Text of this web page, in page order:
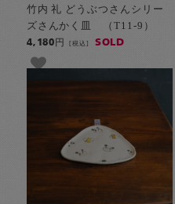
竹内 礼 どうぶつさんシリー
ズさんかく皿 （T11-9）
4,180円[税込] SOLD